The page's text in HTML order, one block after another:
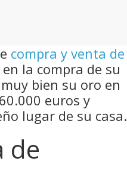
compra y venta de
la compra de su
bien su oro en
euros y
lugar de su casa.
de